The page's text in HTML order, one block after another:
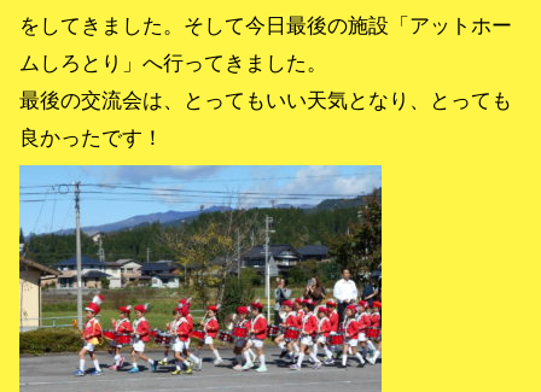
をしてきました。そして今日最後の施設「アットホー
ムしろとり」へ行ってきました。
最後の交流会は、とってもいい天気となり、とっても
良かったです！